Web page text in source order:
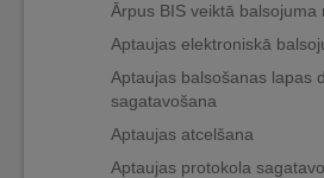
Ārpus BIS veiktā balsojuma
Aptaujas elektroniskā
Aptaujas balsošanas lapas
sagatavošana
Aptaujas atcelšana
Aptaujas protokola